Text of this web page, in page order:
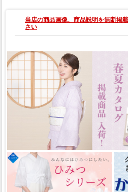
当店の商品画像、商品説明を無断掲
さい